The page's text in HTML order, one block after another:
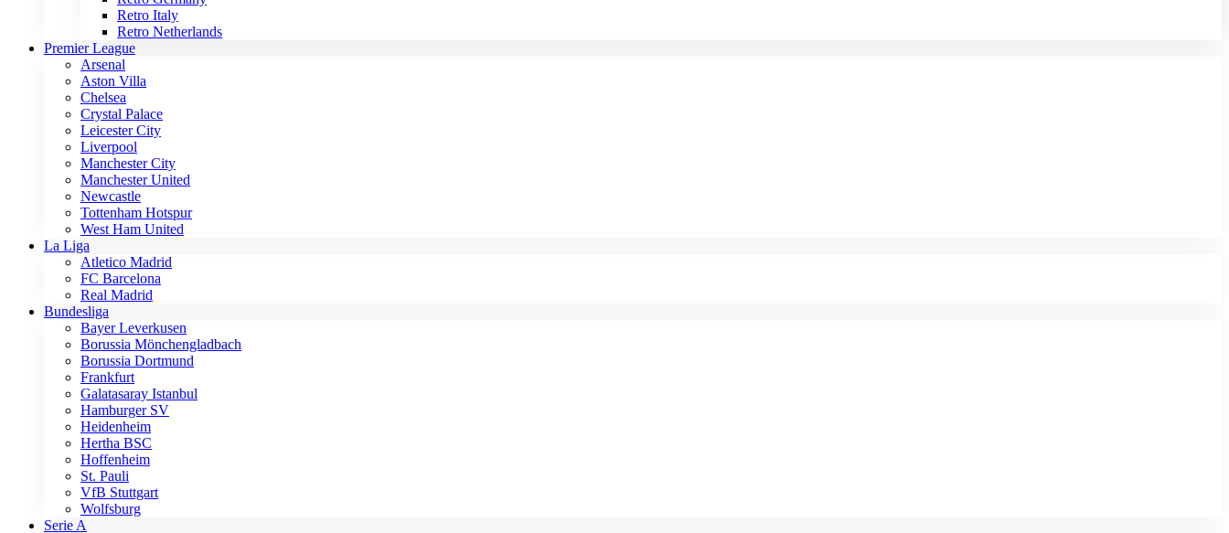
Retro Italy
Retro Netherlands
Premier League
Arsenal
Aston Villa
Chelsea
Crystal Palace
Leicester City
Liverpool
Manchester City
Manchester United
Newcastle
Tottenham Hotspur
West Ham United
La Liga
Atletico Madrid
FC Barcelona
Real Madrid
Bundesliga
Bayer Leverkusen
Borussia Mönchengladbach
Borussia Dortmund
Frankfurt
Galatasaray Istanbul
Hamburger SV
Heidenheim
Hertha BSC
Hoffenheim
St. Pauli
VfB Stuttgart
Wolfsburg
Serie A